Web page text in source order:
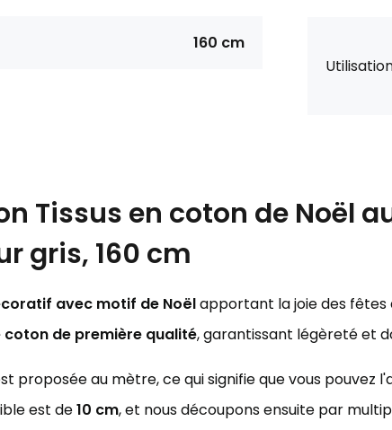
160 cm
Tissus en coton de Noël
gris, 160 cm
avec motif de Noëlapportant la joie des fêtes
coton de première qualité, garantissant légèreté et
proposée au mètre, ce qui signifie que vous pouvez
est de10 cm, et nous découpons ensuite par